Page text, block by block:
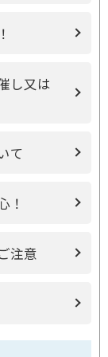
し又は
て
！
注意